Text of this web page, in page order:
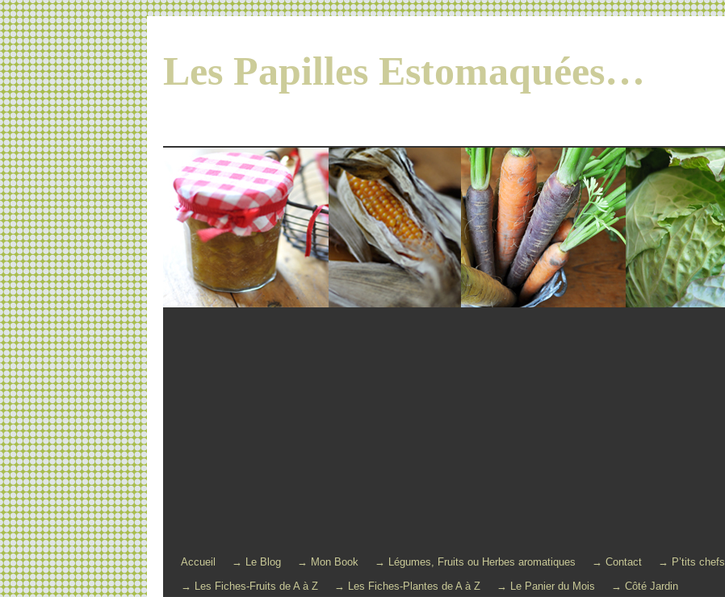
Les Papilles Estomaquées…
Accueil → Le Blog → Mon Book → Légumes, Fruits ou Herbes aromatiques → Contact → P’tits chefs
→ Les Fiches-Fruits de A à Z
→ Les Fiches-Plantes de A à Z → Le Panier du Mois → Côté Jardin